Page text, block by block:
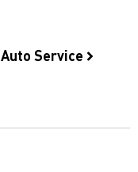
Service